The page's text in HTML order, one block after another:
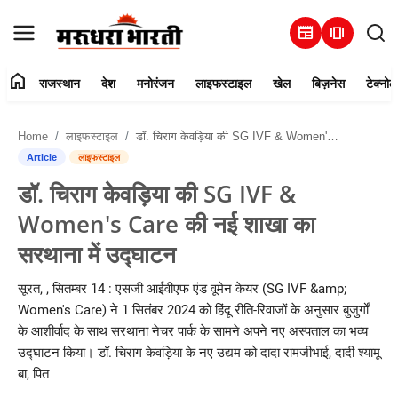
newspaper amp_stories
संपर्क करें
राजस्थान
देश
मनोरंजन
लाइफस्टाइल
खेल
home राजस्थान देश मनोरंजन लाइफस्टाइल खेल बिज़नेस
Home लाइफस्टाइल डॉ. चिराग केवड़िया की SG IVF & Women's Care की नई शाखा का सरथाना में उद्घाटन
Article लाइफस्टाइल
डॉ. चिराग केवड़िया की SG IVF &
Women's Care की नई शाखा का
सरथाना में उद्घाटन
सूरत, , सितम्बर 14 : एसजी आईवीएफ एंड वूमेन केयर (SG IVF &amp;
Women's Care) ने 1 सितंबर 2024 को हिंदू रीति-रिवाजों के अनुसार बुजुर्गों
के आशीर्वाद के साथ सरथाना नेचर पार्क के सामने अपने नए अस्पताल का भव्य
उद्घाटन किया। डॉ. चिराग केवड़िया के नए उद्यम को दादा रामजीभाई, दादी श्यामू
बा, पित